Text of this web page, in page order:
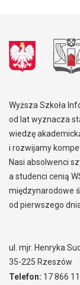
Wyższa Szkoła
od lat wyznacza
wiedzę
i rozwijamy
Nasi absolwenci
a studenci cenią
międzynarodowe
od pierwszego
ul. mjr. Henryka
35-225 Rzeszów
Telefon: 17 866